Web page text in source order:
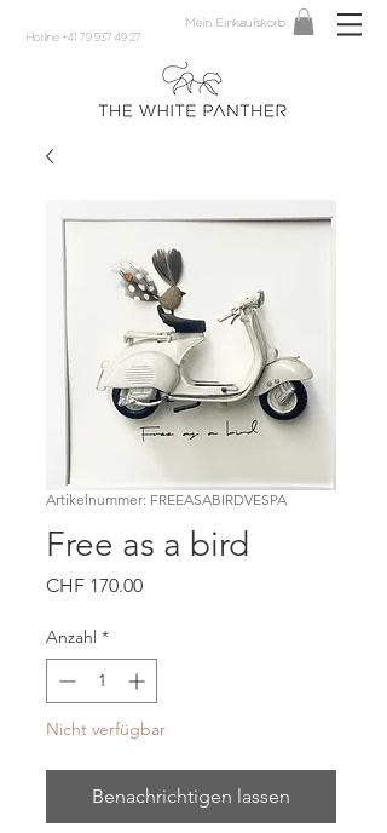
Hotline +41 79 937 49 27
Mein Einkaufskorb
Artikelnummer: FREEASABIRDVESPA
Free as a bird
CHF 170.00Preis
Anzahl *
Nicht verfügbar
Benachrichtigen lassen